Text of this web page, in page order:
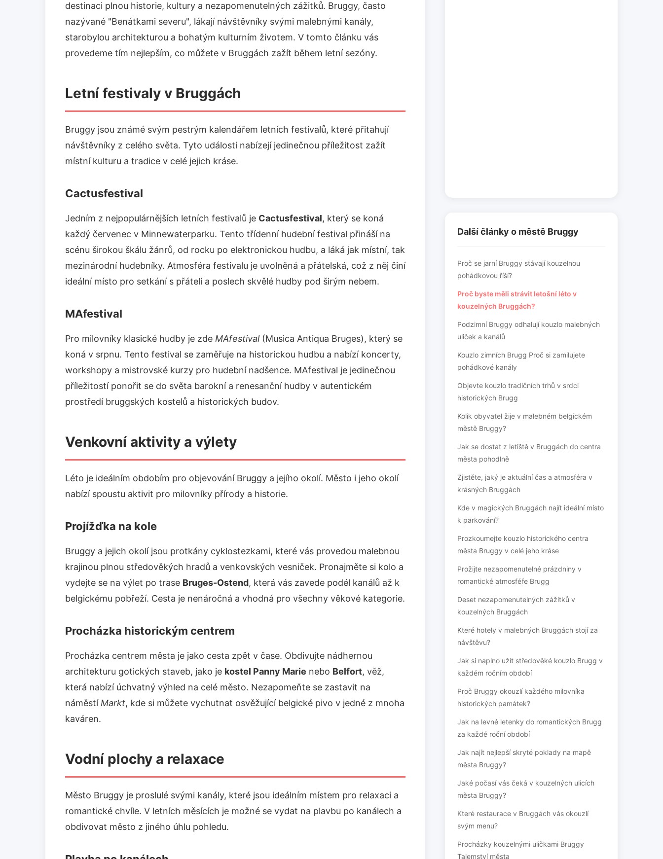
destinaci plnou historie, kultury a nezapomenutelných zážitků. Bruggy, často
nazývané "Benátkami severu", lákají návštěvníky svými malebnými kanály,
starobylou architekturou a bohatým kulturním životem. V tomto článku vás
provedeme tím nejlepším, co můžete v Bruggách zažít během letní sezóny.
Letní festivaly v Bruggách
Bruggy jsou známé svým pestrým kalendářem letních festivalů, které přitahují
návštěvníky z celého světa. Tyto události nabízejí jedinečnou příležitost zažít
místní kulturu a tradice v celé jejich kráse.
Cactusfestival
Jedním z nejpopulárnějších letních festivalů je Cactusfestival, který se koná
každý červenec v Minnewaterparku. Tento třídenní hudební festival přináší na
scénu širokou škálu žánrů, od rocku po elektronickou hudbu, a láká jak místní, tak
mezinárodní hudebníky. Atmosféra festivalu je uvolněná a přátelská, což z něj činí
ideální místo pro setkání s přáteli a poslech skvělé hudby pod širým nebem.
MAfestival
Pro milovníky klasické hudby je zde MAfestival(Musica Antiqua Bruges), který se
koná v srpnu. Tento festival se zaměřuje na historickou hudbu a nabízí koncerty,
workshopy a mistrovské kurzy pro hudební nadšence. MAfestival je jedinečnou
příležitostí ponořit se do světa barokní a renesanční hudby v autentickém
prostředí bruggských kostelů a historických budov.
Venkovní aktivity a výlety
Léto je ideálním obdobím pro objevování Bruggy a jejího okolí. Město i jeho okolí
nabízí spoustu aktivit pro milovníky přírody a historie.
Projížďka na kole
Bruggy a jejich okolí jsou protkány cyklostezkami, které vás provedou malebnou
krajinou plnou středověkých hradů a venkovských vesniček. Pronajměte si kolo a
vydejte se na výlet po trase Bruges-Ostend, která vás zavede podél kanálů až k
belgickému pobřeží. Cesta je nenáročná a vhodná pro všechny věkové kategorie.
Procházka historickým centrem
Procházka centrem města je jako cesta zpět v čase. Obdivujte nádhernou
architekturu gotických staveb, jako je kostel Panny Marie nebo Belfort, věž,
která nabízí úchvatný výhled na celé město. Nezapomeňte se zastavit na
náměstí Markt, kde si můžete vychutnat osvěžující belgické pivo v jedné z mnoha
kaváren.
Vodní plochy a relaxace
Město Bruggy je proslulé svými kanály, které jsou ideálním místem pro relaxaci a
romantické chvíle. V letních měsících je možné se vydat na plavbu po kanálech a
obdivovat město z jiného úhlu pohledu.
Další články o městě Bruggy
Proč se jarní Bruggy stávají kouzelnou
pohádkovou říší?
Proč byste měli strávit letošní léto v
kouzelných Bruggách?
Podzimní Bruggy odhalují kouzlo malebných
uliček a kanálů
Kouzlo zimních Brugg Proč si zamilujete
pohádkové kanály
Objevte kouzlo tradičních trhů v srdci
historických Brugg
Kolik obyvatel žije v malebném belgickém
městě Bruggy?
Jak se dostat z letiště v Bruggách do centra
města pohodlně
Zjistěte, jaký je aktuální čas a atmosféra v
krásných Bruggách
Kde v magických Bruggách najít ideální místo
k parkování?
Prozkoumejte kouzlo historického centra
města Bruggy v celé jeho kráse
Prožijte nezapomenutelné prázdniny v
romantické atmosféře Brugg
Deset nezapomenutelných zážitků v
kouzelných Bruggách
Které hotely v malebných Bruggách stojí za
návštěvu?
Jak si naplno užít středověké kouzlo Brugg v
každém ročním období
Proč Bruggy okouzlí každého milovníka
historických památek?
Jak na levné letenky do romantických Brugg
za každé roční období
Jak najít nejlepší skryté poklady na mapě
města Bruggy?
Jaké počasí vás čeká v kouzelných ulicích
města Bruggy?
Které restaurace v Bruggách vás okouzlí
svým menu?
Procházky kouzelnými uličkami Bruggy
Tajemství města